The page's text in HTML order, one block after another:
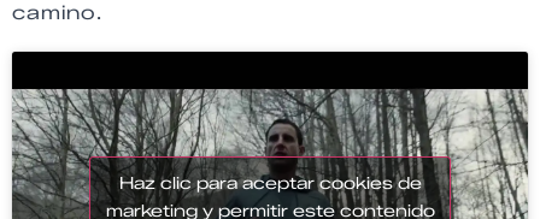
camino.
Haz clic para aceptar cookies de
marketing y permitir este contenido